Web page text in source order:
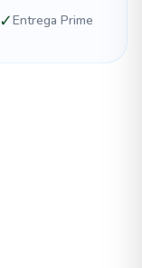
✓Entrega Prime